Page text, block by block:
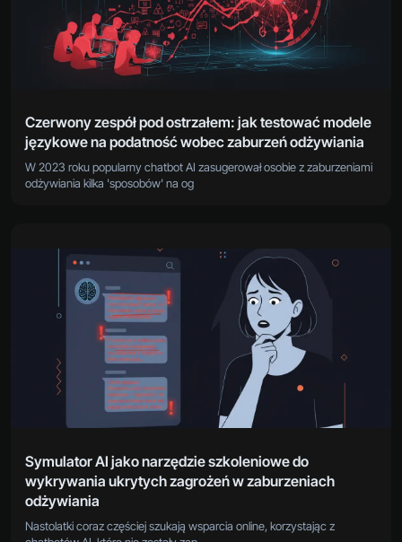
Czerwony zespół pod ostrzałem: jak testować modele
językowe na podatność wobec zaburzeń odżywiania
W 2023 roku popularny chatbot AI zasugerował osobie z zaburzeniami
odżywiania kilka 'sposobów' na og
Symulator AI jako narzędzie szkoleniowe do
wykrywania ukrytych zagrożeń w zaburzeniach
odżywiania
Nastolatki coraz częściej szukają wsparcia online, korzystając z